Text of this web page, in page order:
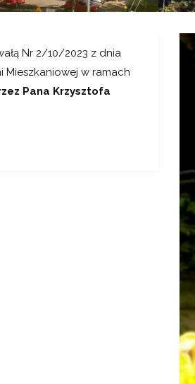
Nr 2/10/2023 z dnia
Mieszkaniowej w ramach
Pana Krzysztofa